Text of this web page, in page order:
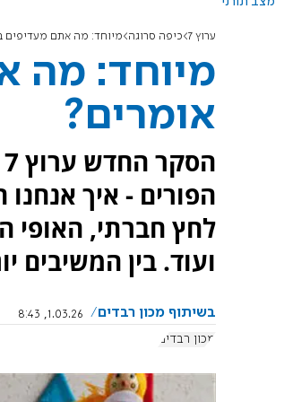
ערוץ 7 כיפה סרוגה מיוחד: מה אתם מעדיפים
מיוחד: מה
אומרים?
הפורים - איך אנחנו
לחץ חברתי, האופי
ועוד. בין המשיבים יוגרלו
בשיתוף מכון רבדים
1.03.26, 8:43
מכון רבדים